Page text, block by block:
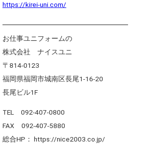
https://kirei-uni.com/
━━━━━━━━━━━━━━━━━━
お仕事ユニフォームの
株式会社 ナイスユニ
〒814-0123
福岡県福岡市城南区長尾1-16-20
長尾ビル1F
TEL 092-407-0800
FAX 092-407-5880
総合HP： https://nice2003.co.jp/